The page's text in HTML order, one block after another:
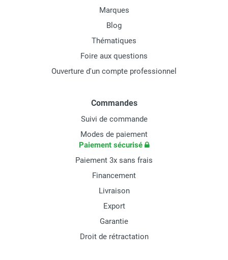
Marques
Blog
Thématiques
Foire aux questions
Ouverture d'un compte professionnel
Commandes
Suivi de commande
Modes de paiement
Paiement sécurisé
Paiement 3x sans frais
Financement
Livraison
Export
Garantie
Droit de rétractation